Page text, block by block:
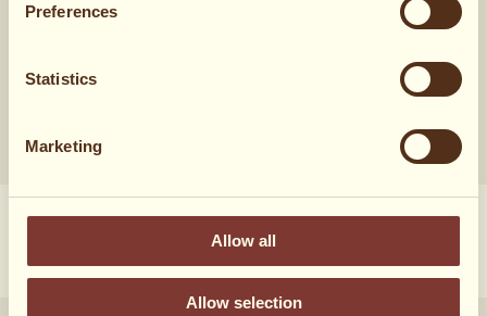
Preferences
Statistics
Marketing
Allow all
Allow selection